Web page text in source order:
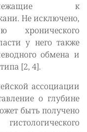
к
Не исключено,
хронического
у него также
обмена и
[2, 4].
ассоциации
о глубине
быть получено